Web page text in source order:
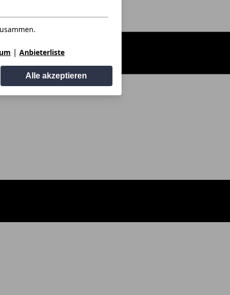
| Anbieterliste
Alle akzeptieren